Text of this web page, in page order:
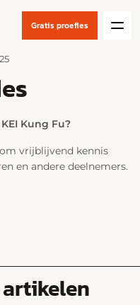
Gratis proefles
Kung Fu?
vrijblijvend kennis
en andere deelnemers.